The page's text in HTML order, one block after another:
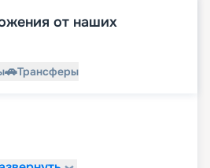
от наших
🚗Трансферы